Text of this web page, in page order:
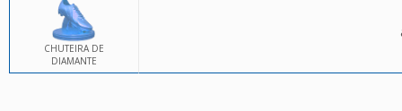
CHUTEIRA DE
DIAMANTE